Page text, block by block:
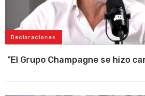
Declaraciones
"El Grupo Champagne se hizo